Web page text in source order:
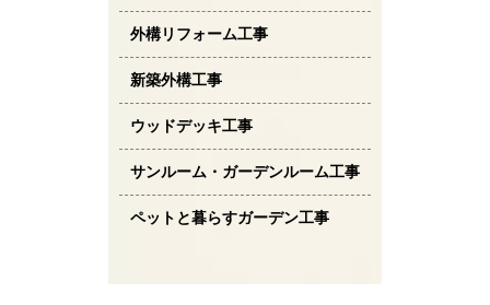
外構リフォーム工事
新築外構工事
ウッドデッキ工事
サンルーム・ガーデンルーム工事
ペットと暮らすガーデン工事